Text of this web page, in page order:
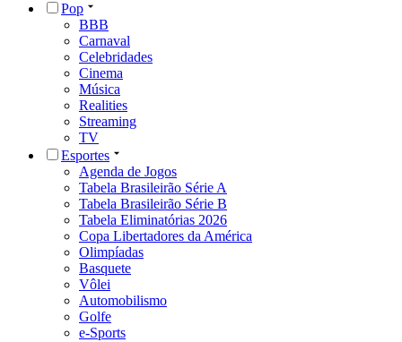
Pop
BBB
Carnaval
Celebridades
Cinema
Música
Realities
Streaming
TV
Esportes
Agenda de Jogos
Tabela Brasileirão Série A
Tabela Brasileirão Série B
Tabela Eliminatórias 2026
Copa Libertadores da América
Olimpíadas
Basquete
Vôlei
Automobilismo
Golfe
e-Sports